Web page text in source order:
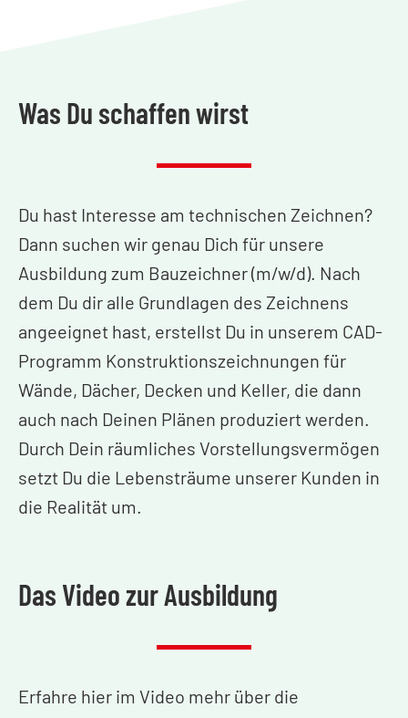
Was Du schaffen wirst
Du hast Interesse am technischen Zeichnen?
Dann suchen wir genau Dich für unsere
Ausbildung zum Bauzeichner (m/w/d). Nach
dem Du dir alle Grundlagen des Zeichnens
angeeignet hast, erstellst Du in unserem CAD-
Programm Konstruktionszeichnungen für
Wände, Dächer, Decken und Keller, die dann
auch nach Deinen Plänen produziert werden.
Durch Dein räumliches Vorstellungsvermögen
setzt Du die Lebensträume unserer Kunden in
die Realität um.
Das Video zur Ausbildung
Erfahre hier im Video mehr über die